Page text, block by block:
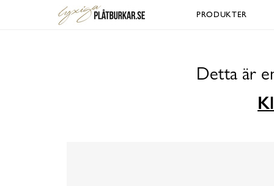
PRODUKTER
Detta är